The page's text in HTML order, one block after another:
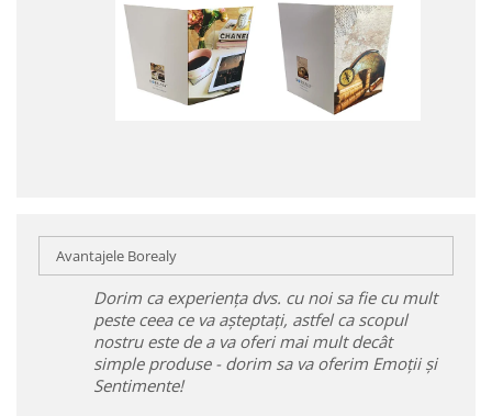
Avantajele Borealy
Dorim ca experiența dvs. cu noi sa fie cu mult
peste ceea ce va așteptați, astfel ca scopul
nostru este de a va oferi mai mult decât
simple produse - dorim sa va oferim Emoții și
Sentimente!